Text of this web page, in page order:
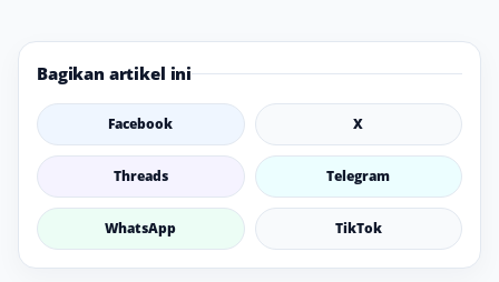
Bagikan artikel ini
Facebook X
Threads Telegram
WhatsApp TikTok